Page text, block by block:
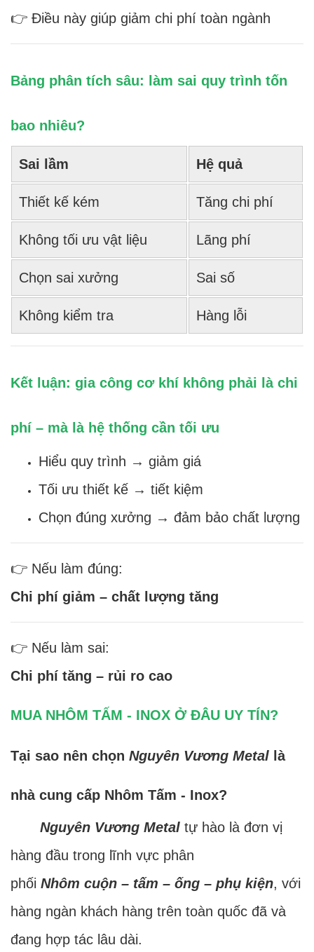
👉 Điều này giúp giảm chi phí toàn ngành
Bảng phân tích sâu: làm sai quy trình tốn
bao nhiêu?
Sai lầm Hệ quả
Thiết kế kém Tăng chi phí
Không tối ưu vật liệu Lãng phí
Chọn sai xưởng Sai số
Không kiểm tra Hàng lỗi
Kết luận: gia công cơ khí không phải là chi
phí – mà là hệ thống cần tối ưu
Hiểu quy trình → giảm giá
Tối ưu thiết kế → tiết kiệm
Chọn đúng xưởng → đảm bảo chất lượng
👉 Nếu làm đúng:
Chi phí giảm – chất lượng tăng
👉 Nếu làm sai:
Chi phí tăng – rủi ro cao
MUA NHÔM TẤM - INOX Ở ĐÂU UY TÍN?
Tại sao nên chọn Nguyên Vương Metal là
nhà cung cấp Nhôm Tấm - Inox?
Nguyên Vương Metal tự hào là đơn vị
hàng đầu trong lĩnh vực phân
phối Nhôm cuộn – tấm – ống – phụ kiện, với
hàng ngàn khách hàng trên toàn quốc đã và
đang hợp tác lâu dài.